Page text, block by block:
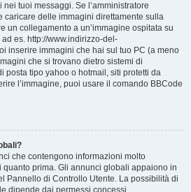
tuoi messaggi. Se l’amministratore
caricare delle immagini direttamente sulla
un collegamento a un’immagine ospitata su
es. http://www.indirizzo-del-
inserire immagini che hai sul tuo PC (a meno
che si trovano dietro sistemi di
posta tipo yahoo o hotmail, siti protetti da
l’immagine, puoi usare il comando BBCode
che contengono informazioni molto
prima. Gli annunci globali appaiono in
Pannello di Controllo Utente. La possibilità di
dipende dai permessi concessi